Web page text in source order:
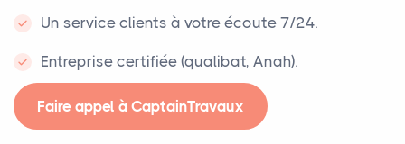
Un service clients à votre écoute 7/24.
Entreprise certifiée (qualibat, Anah).
Faire appel à CaptainTravaux